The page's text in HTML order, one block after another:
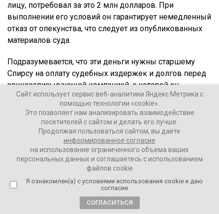
лицу, потребовал за это 2 млн долларов. При
выполнении его условий он гарантирует немедленный
отказ от опекунства, что следует из опубликованных
материалов суда.
Подразумевается, что эти деньги нужны старшему
Спирсу на оплату судебных издержек и долгов перед
звукозаписывающей компанией, с которой он
сотрудничал от имени своей знаменитой дочери. При
этом защита Бритни настаивает на том, что опека
должна прекратиться без всяких отступных. Следует
отметить, что певицу признали частично
недееспособной в 2008-м из-за проблем с
наркотиками и ряда скандалов.
Ваши Новости
Сайт использует сервис веб-аналитики Яндекс Метрика с
помощью технологии «cookie».
Это позволяет нам анализировать взаимодействие
посетителей с сайтом и делать его лучше.
Продолжая пользоваться сайтом, вы даёте
информированное согласие
на использование ограниченного объема ваших
персональных данных и соглашаетесь с использованием
файлов cookie
Я ознакомлен(а) с условиями использования cookie и даю
согласие
СОГЛАСИТЬСЯ